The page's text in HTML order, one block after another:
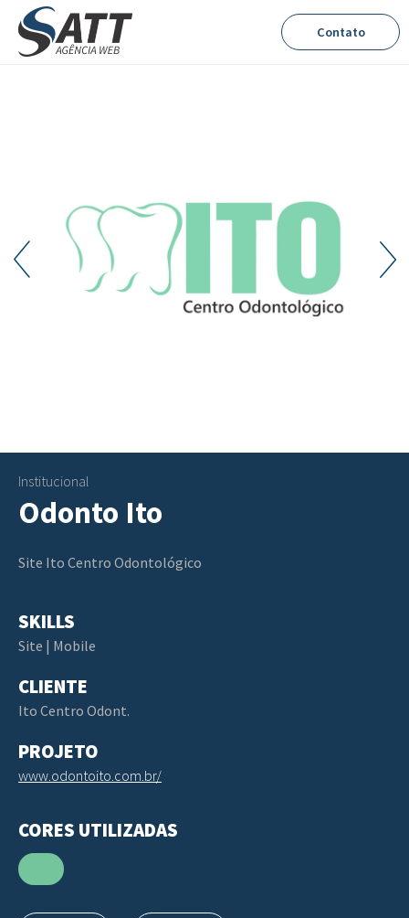
Contato
Institucional
Odonto Ito
Site Ito Centro Odontológico
SKILLS
Site | Mobile
CLIENTE
Ito Centro Odont.
PROJETO
www.odontoito.com.br/
CORES UTILIZADAS